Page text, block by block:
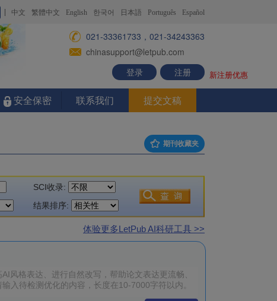
中文 繁體中文 English 한국어 日本語 Português Español
021-33361733，021-34243363
chinasupport@letpub.com
登录
注册 新注册优惠
安全保密 联系我们 提交文稿
期刊收藏夹
SCI收录:
结果排序:
体验更多LetPub AI科研工具 >>